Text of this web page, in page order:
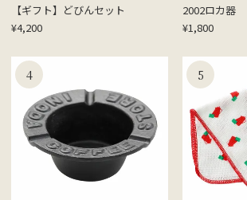
【ギフト】どびんセット
¥4,200
2002ロカ器
¥1,800